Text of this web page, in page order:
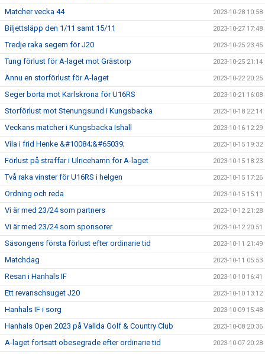
Matcher vecka 44 2023-10-28 10:58
Biljettsläpp den 1/11 samt 15/11 2023-10-27 17:48
Tredje raka segern för J20 2023-10-25 23:45
Tung förlust för A-laget mot Grästorp 2023-10-25 21:14
Ännu en storförlust för A-laget 2023-10-22 20:25
Seger borta mot Karlskrona för U16RS 2023-10-21 16:08
Storförlust mot Stenungsund i Kungsbacka 2023-10-18 22:14
Veckans matcher i Kungsbacka Ishall 2023-10-16 12:29
Vila i frid Henke &#10084;&#65039; 2023-10-15 19:32
Förlust på straffar i Ulricehamn för A-laget 2023-10-15 18:23
Två raka vinster för U16RS i helgen 2023-10-15 17:26
Ordning och reda 2023-10-15 15:11
Vi är med 23/24 som partners 2023-10-12 21:28
Vi är med 23/24 som sponsorer 2023-10-12 20:51
Säsongens första förlust efter ordinarie tid 2023-10-11 21:49
Matchdag 2023-10-11 05:53
Resan i Hanhals IF 2023-10-10 16:41
Ett revanschsuget J20 2023-10-10 13:12
Hanhals IF i sorg 2023-10-09 15:48
Hanhals Open 2023 på Vallda Golf & Country Club 2023-10-08 20:36
A-laget fortsatt obesegrade efter ordinarie tid 2023-10-07 20:28